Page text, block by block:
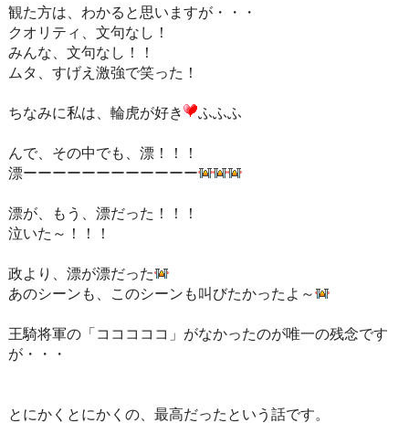
観た方は、わかると思いますが・・・
クオリティ、文句なし！
みんな、文句なし！！
ムタ、すげえ激強で笑った！
ちなみに私は、輪虎が好き ふふふ
んで、その中でも、漂！！！
漂ーーーーーーーーーーーー
漂が、もう、漂だった！！！
泣いた～！！！
政より、漂が漂だった
あのシーンも、このシーンも叫びたかったよ～
王騎将軍の「コココココ」がなかったのが唯一の残念です
が・・・
とにかくとにかくの、最高だったという話です。